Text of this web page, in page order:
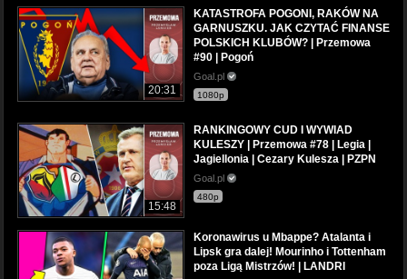
20:31
KATASTROFA POGONI, RAKÓW NA
GARNUSZKU. JAK CZYTAĆ FINANSE
POLSKICH KLUBÓW? | Przemowa
#90 | Pogoń
Goal.pl
1080p
15:48
RANKINGOWY CUD I WYWIAD
KULESZY | Przemowa #78 | Legia |
Jagiellonia | Cezary Kulesza | PZPN
Goal.pl
480p
Koronawirus u Mbappe? Atalanta i
Lipsk gra dalej! Mourinho i Tottenham
poza Ligą Mistrzów! | LANDRI